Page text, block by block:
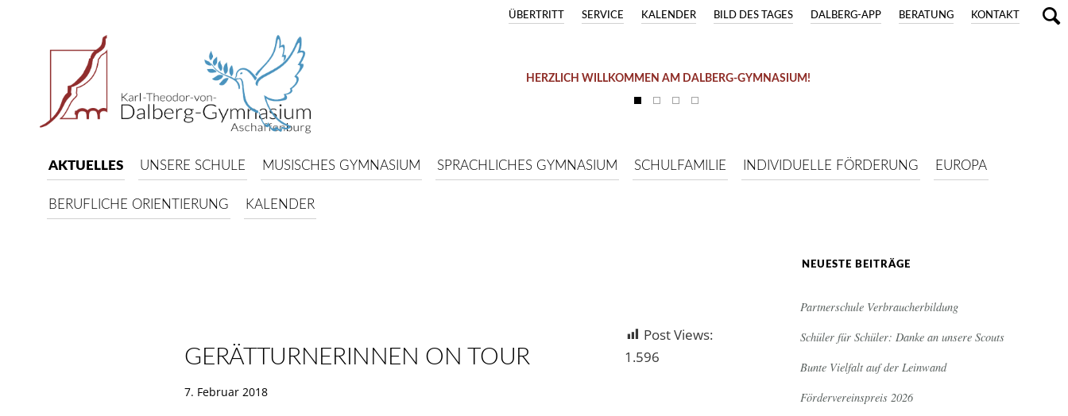
KONTAKT
BERATUNG
DALBERG-APP
BILD DES TAGES
KALENDER
SERVICE
ÜBERTRITT
HERZLICH WILLKOMMEN AM DALBERG-GYMNASIUM!
SOMMERFERIEN (03.08. – 14.09.)
AKTUELLES UNSERE SCHULE MUSISCHES GYMNASIUM SPRACHLICHES GYMNASIUM SCHULFAMILIE INDIVIDUELLE FÖRDERUNG EUROPA
BERUFLICHE ORIENTIERUNG KALENDER
GERÄTTURNERINNEN ON TOUR
7. Februar 2018
Post Views:
1.596
NEUESTE BEITRÄGE
Partnerschule Verbraucherbildung
Schüler für Schüler: Danke an unsere Scouts
Bunte Vielfalt auf der Leinwand
Fördervereinspreis 2026